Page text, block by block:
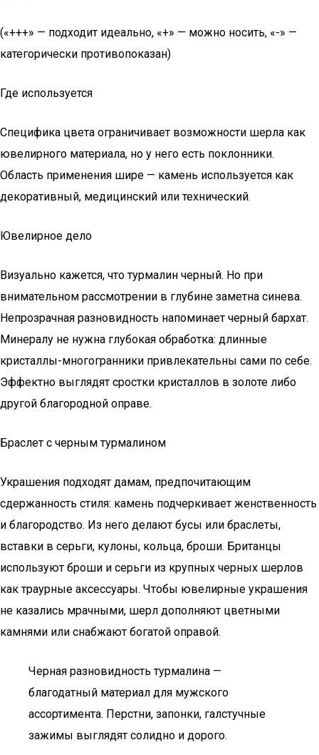
(«+++» — подходит идеально, «+» — можно носить, «-» —
категорически противопоказан)
Где используется
Специфика цвета ограничивает возможности шерла как
ювелирного материала, но у него есть поклонники.
Область применения шире — камень используется как
декоративный, медицинский или технический.
Ювелирное дело
Визуально кажется, что турмалин черный. Но при
внимательном рассмотрении в глубине заметна синева.
Непрозрачная разновидность напоминает черный бархат.
Минералу не нужна глубокая обработка: длинные
кристаллы-многогранники привлекательны сами по себе.
Эффектно выглядят сростки кристаллов в золоте либо
другой благородной оправе.
Браслет с черным турмалином
Украшения подходят дамам, предпочитающим
сдержанность стиля: камень подчеркивает женственность
и благородство. Из него делают бусы или браслеты,
вставки в серьги, кулоны, кольца, броши. Британцы
используют броши и серьги из крупных черных шерлов
как траурные аксессуары. Чтобы ювелирные украшения
не казались мрачными, шерл дополняют цветными
камнями или снабжают богатой оправой.
Черная разновидность турмалина —
благодатный материал для мужского
ассортимента. Перстни, запонки, галстучные
зажимы выглядят солидно и дорого.